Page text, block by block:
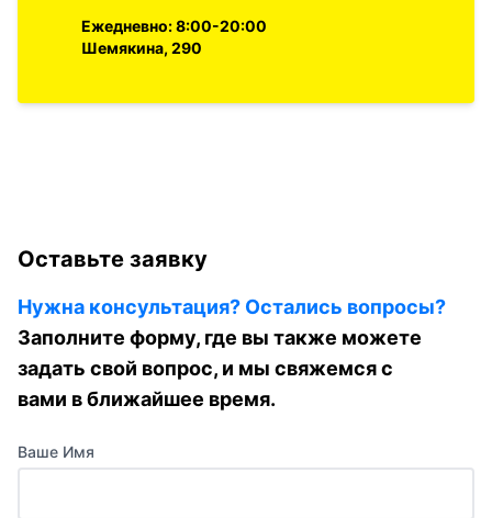
Ежедневно: 8:00-20:00
Шемякина, 290
Оставьте заявку
Нужна консультация? Остались вопросы?
Заполните форму, где вы также можете
задать свой вопрос, и мы свяжемся с
вами в ближайшее время.
Ваше Имя